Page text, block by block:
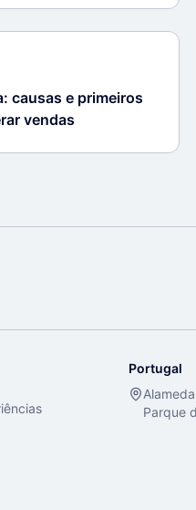
causas e primeiros
vendas
Portugal
Parque